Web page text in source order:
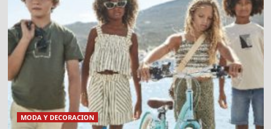
MODA Y DECORACION